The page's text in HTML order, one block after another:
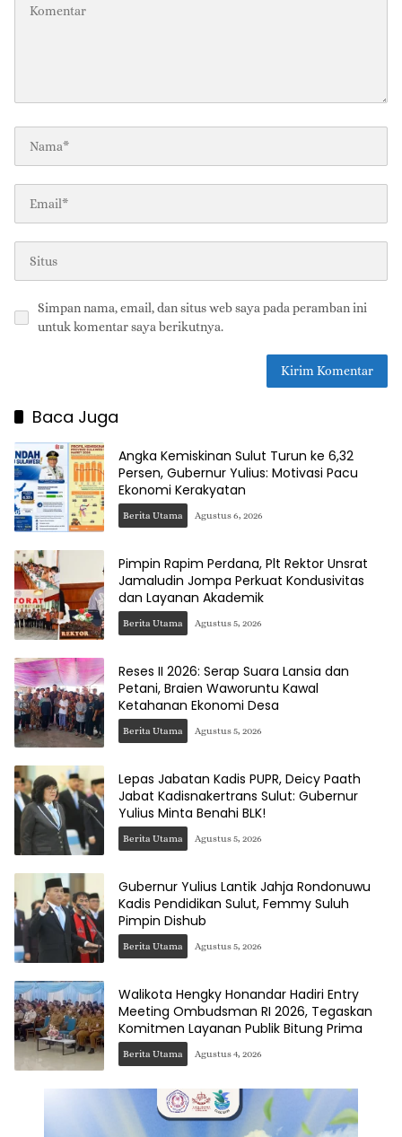
Simpan nama, email, dan situs web saya pada peramban ini
untuk komentar saya berikutnya.
Baca Juga
Angka Kemiskinan Sulut Turun ke 6,32
Persen, Gubernur Yulius: Motivasi Pacu
Ekonomi Kerakyatan
Berita Utama Agustus 6, 2026
Pimpin Rapim Perdana, Plt Rektor Unsrat
Jamaludin Jompa Perkuat Kondusivitas
dan Layanan Akademik
Berita Utama Agustus 5, 2026
Reses II 2026: Serap Suara Lansia dan
Petani, Braien Waworuntu Kawal
Ketahanan Ekonomi Desa
Berita Utama Agustus 5, 2026
Lepas Jabatan Kadis PUPR, Deicy Paath
Jabat Kadisnakertrans Sulut: Gubernur
Yulius Minta Benahi BLK!
Berita Utama Agustus 5, 2026
Gubernur Yulius Lantik Jahja Rondonuwu
Kadis Pendidikan Sulut, Femmy Suluh
Pimpin Dishub
Berita Utama Agustus 5, 2026
Walikota Hengky Honandar Hadiri Entry
Meeting Ombudsman RI 2026, Tegaskan
Komitmen Layanan Publik Bitung Prima
Berita Utama Agustus 4, 2026